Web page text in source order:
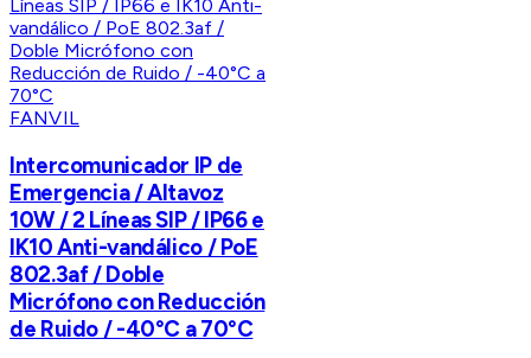
FANVIL
Intercomunicador IP de
Emergencia / Altavoz
10W / 2 Líneas SIP / IP66 e
IK10 Anti-vandálico / PoE
802.3af / Doble
Micrófono con Reducción
de Ruido / -40°C a 70°C